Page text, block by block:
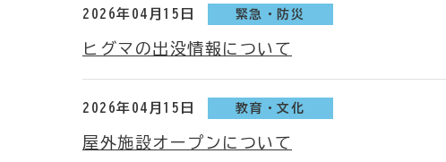
2026年04月15日 緊急・防災
ヒグマの出没情報について
2026年04月15日 教育・文化
屋外施設オープンについて